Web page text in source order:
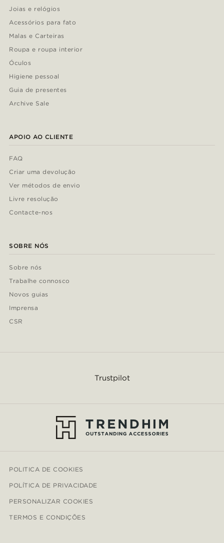
Joias e relógios
Acessórios para fato
Malas e Carteiras
Roupa e roupa interior
Óculos
Higiene pessoal
Guia de presentes
Archive Sale
APOIO AO CLIENTE
FAQ
Criar uma devolução
Ver métodos de envio
Livre resolução
Contacte-nos
SOBRE NÓS
Sobre nós
Trabalhe connosco
Novos guias
Imprensa
CSR
Trustpilot
POLITICA DE COOKIES
POLÍTICA DE PRIVACIDADE
PERSONALIZAR COOKIES
TERMOS E CONDIÇÕES